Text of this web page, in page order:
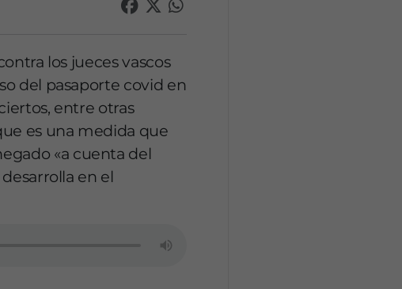
los jueces vascos
del pasaporte covid en
entre otras
es una medida que
«a cuenta del
en el